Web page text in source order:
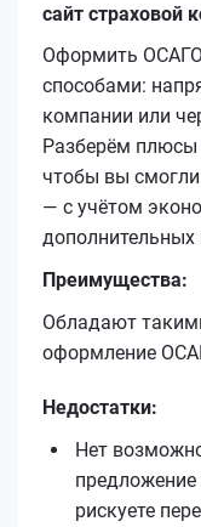
сайт страховой
Оформить
способами:
компании или
Разберём плюсы
чтобы вы
— с учётом
Преимущества:
Обладают
оформление
Недостатки:
Нет
рискуете